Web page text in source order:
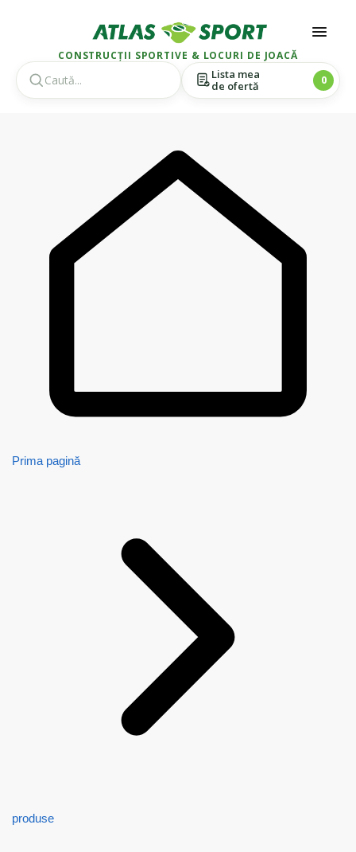
CONSTRUCȚII SPORTIVE & LOCURI DE JOACĂ
Lista mea
de ofertă
0
Prima pagină
produse